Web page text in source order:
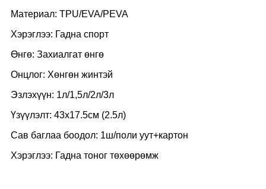
Материал: TPU/EVA/PEVA
Хэрэглээ: Гадна спорт
Өнгө: Захиалгат өнгө
Онцлог: Хөнгөн жинтэй
Эзлэхүүн: 1л/1,5л/2л/3л
Үзүүлэлт: 43x17.5см (2.5л)
Сав баглаа боодол: 1ш/поли уут+картон
Хэрэглээ: Гадна тоног төхөөрөмж